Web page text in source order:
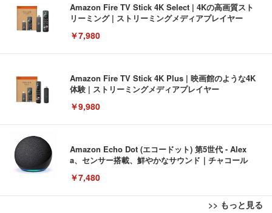
Amazon Fire TV Stick 4K Select | 4Kの高画質スト
リーミング | ストリーミングメディアプレイヤー
￥7,980
Amazon Fire TV Stick 4K Plus | 映画館のような4K
体験 | ストリーミングメディアプレイヤー
￥9,980
Amazon Echo Dot (エコードット) 第5世代 - Alex
a、センサー搭載、鮮やかなサウンド｜チャコール
￥7,480
>> もっと見る